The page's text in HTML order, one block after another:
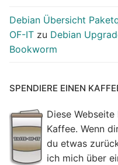
Debian Übersicht
OF-IT zu Debian
Bookworm
SPENDIERE EINEN
Diese
Kaffee. Wenn
du etwas
ich mich über